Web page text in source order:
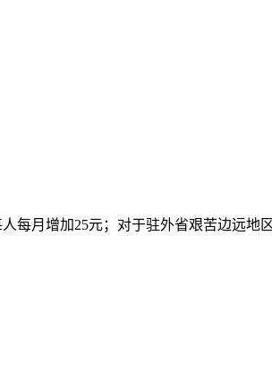
每月增加25元；对于驻外省艰苦边远地